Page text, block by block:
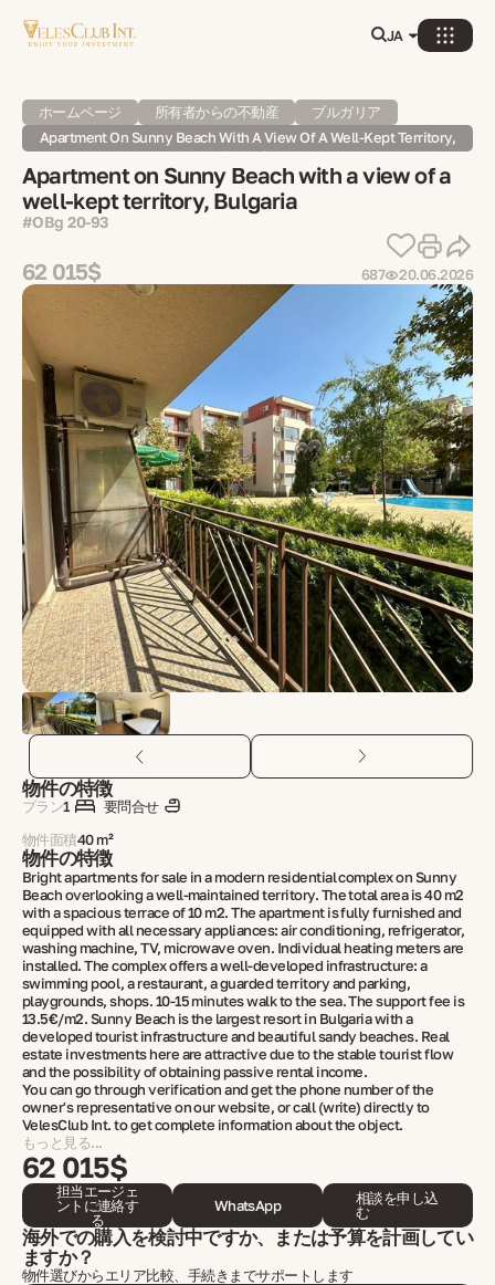
JA
ホームページ 所有者からの不動産
ブルガリア
Apartment On Sunny Beach With A View Of A Well-Kept Territory,
Bulgaria
Apartment on Sunny Beach with a view of a
well-kept territory, Bulgaria
#OBg 20-93
62 015$ 687 20.06.2026
物件の特徴
プラン1
要問合せ
物件面積40 m²
物件の特徴
Bright apartments for sale in a modern residential complex on Sunny
Beach overlooking a well-maintained territory. The total area is 40 m2
with a spacious terrace of 10 m2. The apartment is fully furnished and
equipped with all necessary appliances: air conditioning, refrigerator,
washing machine, TV, microwave oven. Individual heating meters are
installed. The complex offers a well-developed infrastructure: a
swimming pool, a restaurant, a guarded territory and parking,
playgrounds, shops. 10-15 minutes walk to the sea. The support fee is
13.5€/m2. Sunny Beach is the largest resort in Bulgaria with a
developed tourist infrastructure and beautiful sandy beaches. Real
estate investments here are attractive due to the stable tourist flow
and the possibility of obtaining passive rental income.
You can go through verification and get the phone number of the
owner's representative on our website, or call (write) directly to
VelesClub Int. to get complete information about the object.
もっと見る...
62 015$
担当エージェ
ントに連絡す
る
WhatsApp
相談を申し込
む
海外での購入を検討中ですか、または予算を計画してい
ますか？
物件選びからエリア比較、手続きまでサポートします